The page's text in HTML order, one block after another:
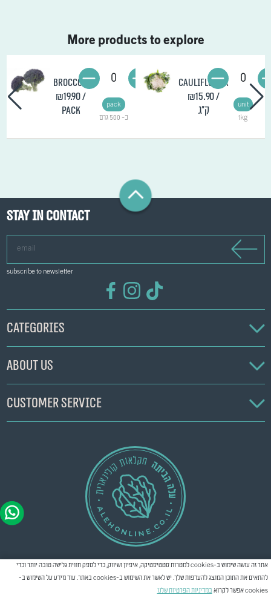
More products to explore
Broccoli
₪19.90/
pack
כ- 500 גרם
pack
0
Cauliflower
₪15.90/
ק"ג
1kg
unit
0
Stay in contact
subscribe to newsletter
Categories
About us
Customer service
© All rights reserved
אתר זה עושה שימוש ב-cookies למטרות סטטיסטיקה, איפיון ושיווק, כדי לספק חווית גלישה טובה יותר וכדי
להתאים את התוכן המוצג להעדפות שלך. יש לאשר את השימוש ב-cookies באתר. עוד מידע על השימוש ב-
cookies אפשר לקרוא
במדיניות הפרטיות שלנו